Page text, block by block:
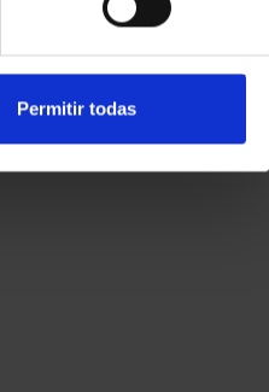
Permitir todas
CAPITALES DE
PROVINCIA 3
949,00 €
para usuarios registrados